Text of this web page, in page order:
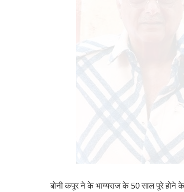
बोनी कपूर ने के भाग्यराज के 50 साल पूरे होने के